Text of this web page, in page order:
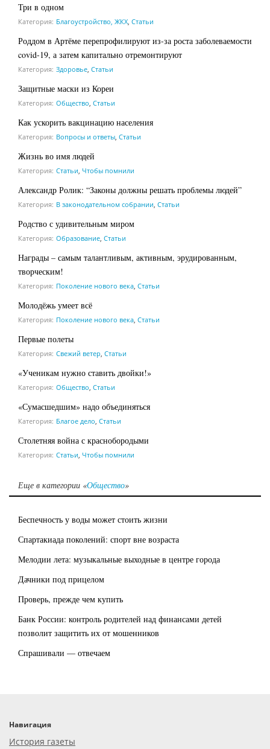
Три в одном
Категория: Благоустройство, ЖКХ Статьи
Роддом в Артёме перепрофилируют из-за роста заболеваемости
covid-19, а затем капитально отремонтируют
Категория: Здоровье Статьи
Защитные маски из Кореи
Категория: Общество Статьи
Как ускорить вакцинацию населения
Категория: Вопросы и ответы Статьи
Жизнь во имя людей
Категория: Статьи Чтобы помнили
Александр Ролик: “Законы должны решать проблемы людей”
Категория: В законодательном собрании Статьи
Родство с удивительным миром
Категория: Образование Статьи
Награды – самым талантливым, активным, эрудированным,
творческим!
Категория: Поколение нового века Статьи
Молодёжь умеет всё
Категория: Поколение нового века Статьи
Первые полеты
Категория: Свежий ветер Статьи
«Ученикам нужно ставить двойки!»
Категория: Общество Статьи
«Сумасшедшим» надо объединяться
Категория: Благое дело Статьи
Столетняя война с краснобородыми
Категория: Статьи Чтобы помнили
Еще в категории «Общество»
Беспечность у воды может стоить жизни
Спартакиада поколений: спорт вне возраста
Мелодии лета: музыкальные выходные в центре города
Дачники под прицелом
Проверь, прежде чем купить
Банк России: контроль родителей над финансами детей
позволит защитить их от мошенников
Спрашивали — отвечаем
Навигация
История газеты